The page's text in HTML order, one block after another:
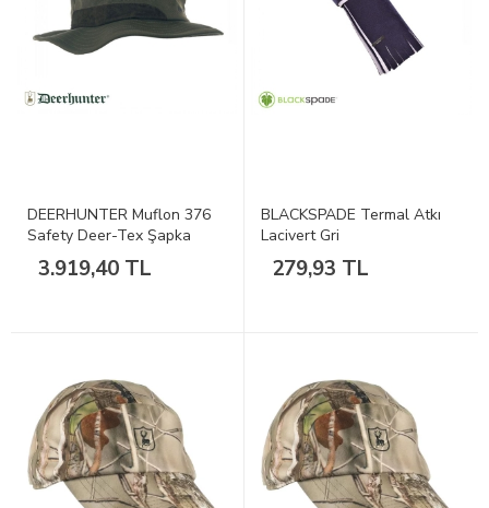
DEERHUNTER Muflon 376
Safety Deer-Tex Şapka
60/61
3.919,40 TL
BLACKSPADE Termal Atkı
Lacivert Gri
279,93 TL